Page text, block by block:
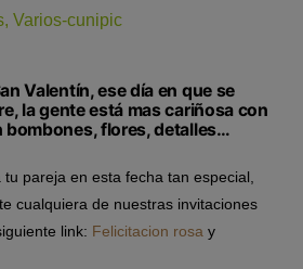
, Varios-cunipic
Valentín, ese día en que se
la gente está mas cariñosa con
bombones, flores, detalles…
pareja en esta fecha tan especial,
cualquiera de nuestras invitaciones
link: Felicitacion rosa y